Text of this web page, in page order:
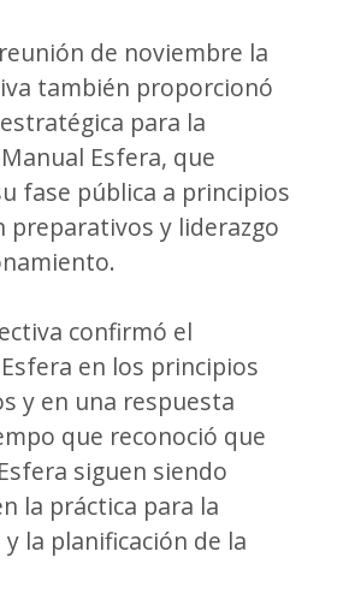
de noviembre la
también proporcionó
para la
Esfera, que
fase pública a principios
preparativos y liderazgo
confirmó el
en los principios
y en una respuesta
que reconoció que
siguen siendo
la práctica para la
la planificación de la